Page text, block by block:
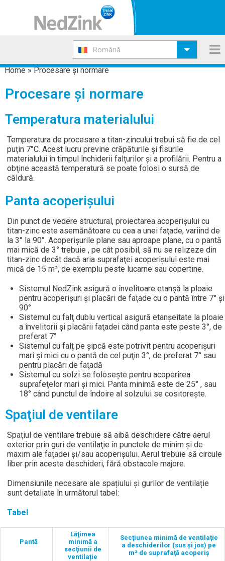
Română
Home»Procesare şi normare
Procesare şi normare
Temperatura materialului
Temperatura de procesare a titan-zincului trebui să fie de cel
puţin 7°C. Acest lucru previne crăpăturile şi fisurile
materialului în timpul închiderii falțurilor şi a profilării. Pentru a
obţine această temperatură se poate folosi o sursă de
căldură.
Panta acoperişului
Din punct de vedere structural, proiectarea acoperişului cu
titan-zinc este asemănătoare cu cea a unei faţade, variind de
la 3° la 90°. Acoperişurile plane sau aproape plane, cu o pantă
mai mică de 3° trebuie , pe cât posibil, să nu se relizeze din
titan-zinc decât dacă aria suprafaţei acoperişului este mai
mică de 15 m², de exemplu peste lucarne sau copertine.
Sistemul NedZink asigură o învelitoare etanşă la ploaie
pentru acoperişuri şi placări de faţade cu o pantă între 7° și
90°
Sistemul cu falţ dublu vertical asigură etanşeitate la ploaie
a învelitorii şi placării faţadei când panta este peste 3°, de
preferat 7°
Sistemul cu falț pe şipcă este potrivit pentru acoperişuri
mari şi mici cu o pantă de cel puţin 3°, de preferat 7° sau
pentru placări de faţadă
Sistemul cu solzi se foloseşte pentru acoperirea
suprafeţelor mari şi mici. Panta minimă este de 25° , sau
18° când punctul de îndoire al solzului se cositorește.
Spaţiul de ventilare
Spaţiul de ventilare trebuie să aibă deschidere către aerul
exterior prin guri de ventilaţie în punctele de minim şi de
maxim ale faţadei şi/sau acoperişului. Aerul trebuie să circule
liber prin aceste deschideri, fără obstacole majore.
Dimensiunile necesare ale spațiului și gurilor de ventilație
sunt detaliate în următorul tabel:
Tabel
Pantă
Lăţimea
minimă a
secţiunii de
ventilație
Secţiunea minimă de ventilaţie
a deschiderilor (sus şi jos) pe
m² de suprafaţă acoperiş